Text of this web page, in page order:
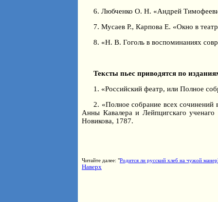
6. Любченко О. Н. «Андрей
7. Мусаев Р., Карпова Е. «Окно в
8. «Н. В. Гоголь в воспоминаниях
Тексты пьес приводятся по
1. «Российский феатр, или Полное
2. «Полное собрание всех сочинений
Анны Кавалера и Лейпцигскаго
Новикова, 1787.
Читайте далее: "Родится ли русский хлеб на чужой
Наверх